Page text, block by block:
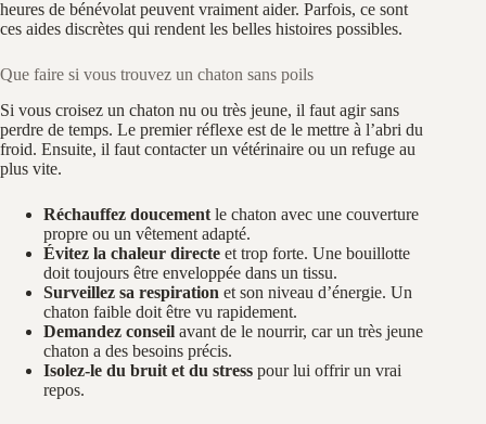
heures de bénévolat peuvent vraiment aider. Parfois, ce sont
ces aides discrètes qui rendent les belles histoires possibles.
Que faire si vous trouvez un chaton sans poils
Si vous croisez un chaton nu ou très jeune, il faut agir sans
perdre de temps. Le premier réflexe est de le mettre à l’abri du
froid. Ensuite, il faut contacter un vétérinaire ou un refuge au
plus vite.
Réchauffez doucement le chaton avec une couverture
propre ou un vêtement adapté.
Évitez la chaleur directe et trop forte. Une bouillotte
doit toujours être enveloppée dans un tissu.
Surveillez sa respiration et son niveau d’énergie. Un
chaton faible doit être vu rapidement.
Demandez conseil avant de le nourrir, car un très jeune
chaton a des besoins précis.
Isolez-le du bruit et du stress pour lui offrir un vrai
repos.